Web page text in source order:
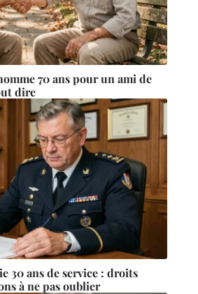
70 ans pour un ami de
dire
30 ans de service : droits
à ne pas oublier